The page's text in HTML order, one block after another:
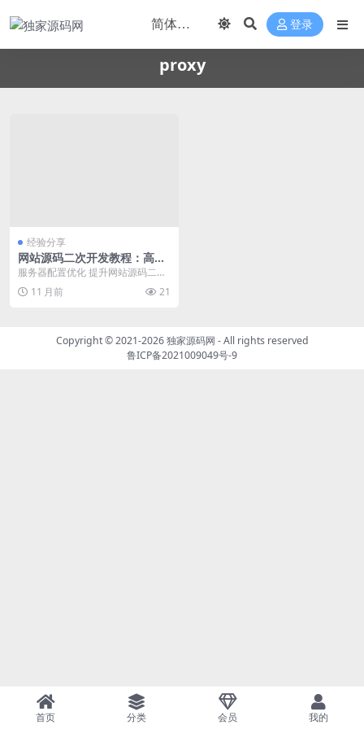
登录
proxy
经验分享
网站源码二次开发教程：高级
性能优化实战（网站源码二次
价值高）
服务器配置优化 提升网站源码二次
开发项目的性能，服务器配置是关
键环节。通过调整N...
11 月前 21
Copyright © 2021-2026独家源码网 - All rights reserved
鲁ICP备2021009049号-9
首页 分类 会员 我的